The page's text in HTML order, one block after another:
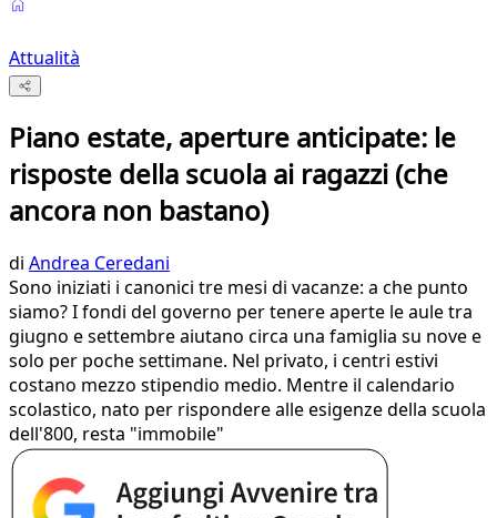
Attualità
Piano estate, aperture anticipate: le
risposte della scuola ai ragazzi (che
ancora non bastano)
di Andrea Ceredani
Sono iniziati i canonici tre mesi di vacanze: a che punto
siamo? I fondi del governo per tenere aperte le aule tra
giugno e settembre aiutano circa una famiglia su nove e
solo per poche settimane. Nel privato, i centri estivi
costano mezzo stipendio medio. Mentre il calendario
scolastico, nato per rispondere alle esigenze della scuola
dell'800, resta "immobile"